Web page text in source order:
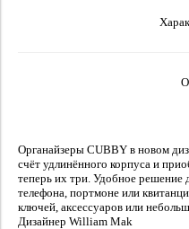
Органайзеры CUBBY в новом
счёт удлинённого корпуса и
теперь их три. Удобное решение
телефона, портмоне или
ключей, аксессуаров или
Дизайнер William Mak